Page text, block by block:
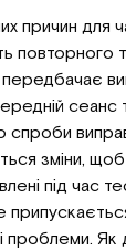
причин для
повторного
сеанс
зміни,
під час
проблеми. Як